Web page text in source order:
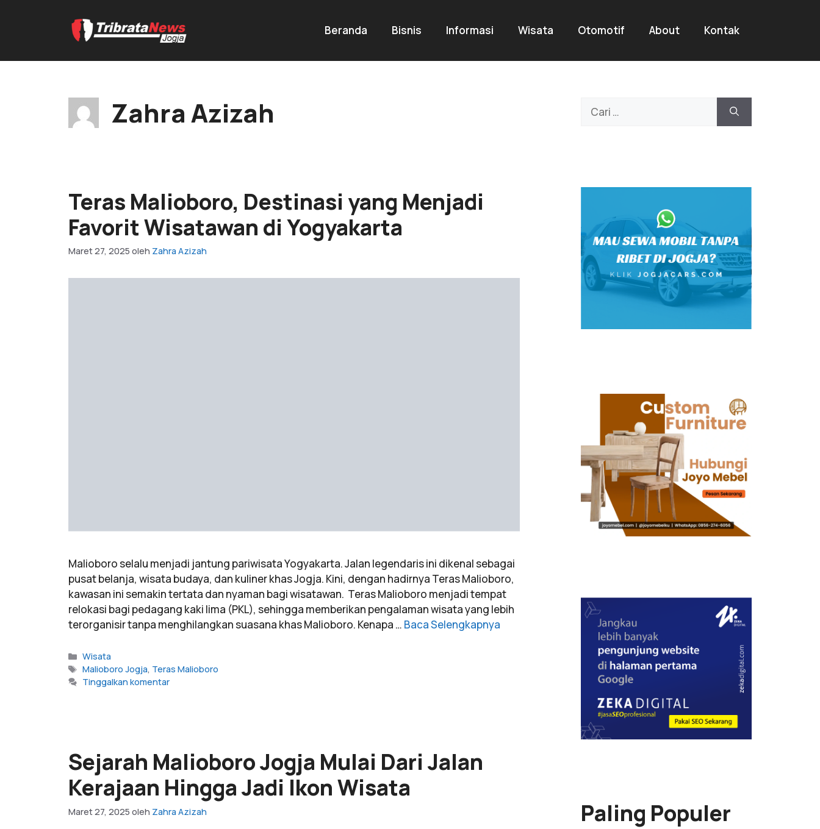
Beranda Bisnis Informasi Wisata Otomotif About Kontak
Zahra Azizah
Teras Malioboro, Destinasi yang Menjadi
Favorit Wisatawan di Yogyakarta
Maret 27, 2025 oleh Zahra Azizah
Malioboro selalu menjadi jantung pariwisata Yogyakarta. Jalan legendaris ini dikenal sebagai
pusat belanja, wisata budaya, dan kuliner khas Jogja. Kini, dengan hadirnya Teras Malioboro,
kawasan ini semakin tertata dan nyaman bagi wisatawan. Teras Malioboro menjadi tempat
relokasi bagi pedagang kaki lima (PKL), sehingga memberikan pengalaman wisata yang lebih
terorganisir tanpa menghilangkan suasana khas Malioboro. Kenapa … Baca Selengkapnya
Wisata
Malioboro Jogja, Teras Malioboro
Tinggalkan komentar
Sejarah Malioboro Jogja Mulai Dari Jalan
Kerajaan Hingga Jadi Ikon Wisata
Maret 27, 2025 oleh Zahra Azizah Paling Populer